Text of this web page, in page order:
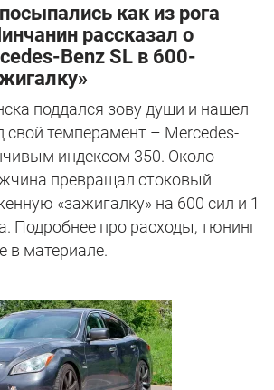
как из рога
рассказал о
Benz SL в 600-
поддался зову души и нашел
свой темперамент – Mercedes-
индексом 350. Около
превращал стоковый
«зажигалку» на 600 сил и 1
Подробнее про расходы, тюнинг
в материале.